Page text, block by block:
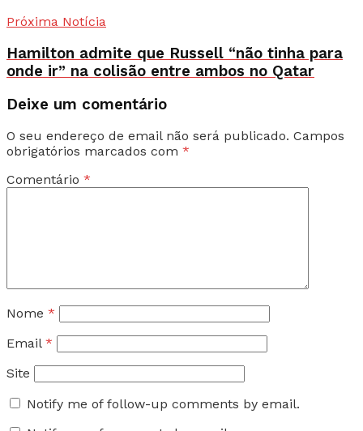
Próxima Notícia
Hamilton admite que Russell “não tinha para
onde ir” na colisão entre ambos no Qatar
Deixe um comentário
O seu endereço de email não será publicado. Campos
obrigatórios marcados com *
Comentário *
Nome *
Email *
Site
Notify me of follow-up comments by email.